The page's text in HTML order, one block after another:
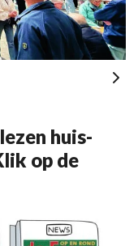
huis-
op de